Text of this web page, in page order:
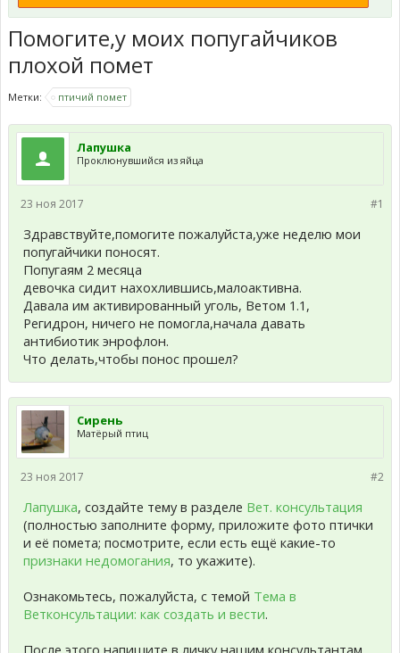
Помогите,у моих попугайчиков
плохой помет
Метки: птичий помет
Лапушка
Проклюнувшийся из яйца
#1
23 ноя 2017
Здравствуйте,помогите пожалуйста,уже неделю мои
попугайчики поносят.
Попугаям 2 месяца
девочка сидит нахохлившись,малоактивна.
Давала им активированный уголь, Ветом 1.1,
Регидрон, ничего не помогла,начала давать
антибиотик энрофлон.
Что делать,чтобы понос прошел?
Сирень
Матёрый птиц
#2
23 ноя 2017
Лапушка, создайте тему в разделе Вет. консультация
(полностью заполните форму, приложите фото птички
и её помета; посмотрите, если есть ещё какие-то
признаки недомогания, то укажите).
Ознакомьтесь, пожалуйста, с темой Тема в
Ветконсультации: как создать и вести.
После этого напишите в личку нашим консультантам